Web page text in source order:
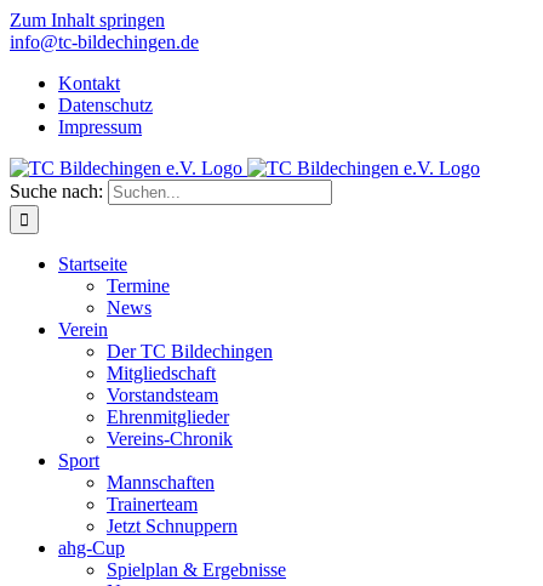
Zum Inhalt springen
info@tc-bildechingen.de
Kontakt
Datenschutz
Impressum
Suche nach:
Startseite
Termine
News
Verein
Der TC Bildechingen
Mitgliedschaft
Vorstandsteam
Ehrenmitglieder
Vereins-Chronik
Sport
Mannschaften
Trainerteam
Jetzt Schnuppern
ahg-Cup
Spielplan & Ergebnisse